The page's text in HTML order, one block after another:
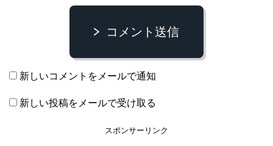
コメント送信
新しいコメントをメールで通知
新しい投稿をメールで受け取る
スポンサーリンク